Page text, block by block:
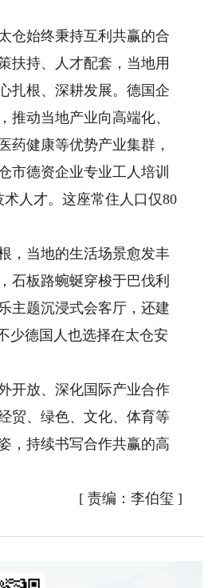
始终秉持互利共赢的合
扶持、人才配套，当地用
扎根、深耕发展。德国企
推动当地产业向高端化、
药健康等优势产业集群，
市德资企业专业工人培训
人才。这座常住人口仅80
当地的生活场景愈发丰
石板路蜿蜒穿梭于巴伐利
主题沉浸式会客厅，还建
少德国人也选择在太仓安
放、深化国际产业合作
贸、绿色、文化、体育等
，持续书写合作共赢的高
[ 责编：李伯玺 ]